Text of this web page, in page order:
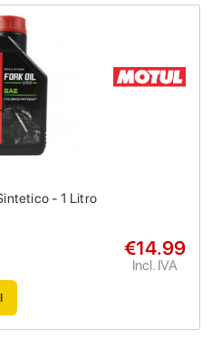
- 1 Litro
€14.99
Incl. IVA